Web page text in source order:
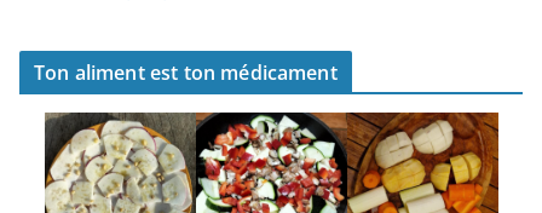
Ton aliment est ton médicament